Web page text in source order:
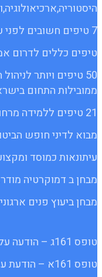
7 טיפים חשובים לפני עריכה של צוואה הדדית
טיפים כללים לדרום
50 טיפים ויותר
ממובילות התחום
21 טיפים ללמידה מרחוק במרחבים קוליים
מבוא לדיני חופש הביטוי
עיתונאות כמוסד
מבחן ב דמוקרטיה
מבחן ביעוץ פנים ארגוני
טופס 161ג – הודעה על חזרה מרצף פיצויים / קיצבה
טופס 161א – הודעת עובד עקב פרישה מעבודה